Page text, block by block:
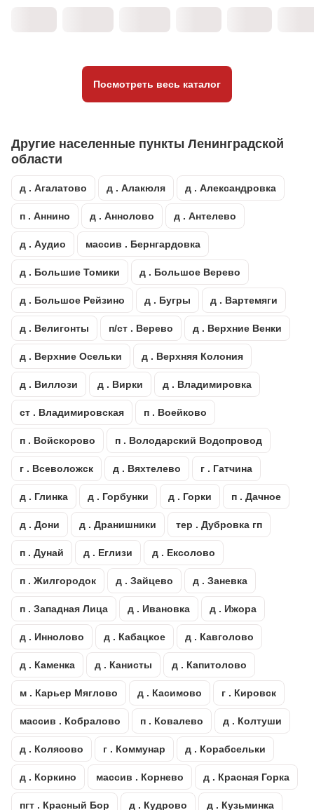
Посмотреть весь каталог
Другие населенные пункты Ленинградской
области
д . Агалатово д . Алакюля д . Александровка
п . Аннино д . Аннолово д . Антелево
д . Аудио массив . Бернгардовка
д . Большие Томики д . Большое Верево
д . Большое Рейзино д . Бугры д . Вартемяги
д . Велигонты п/ст . Верево д . Верхние Венки
д . Верхние Осельки д . Верхняя Колония
д . Виллози д . Вирки д . Владимировка
ст . Владимировская п . Воейково
п . Войскорово п . Володарский Водопровод
г . Всеволожск д . Вяхтелево г . Гатчина
д . Глинка д . Горбунки д . Горки п . Дачное
д . Дони д . Дранишники тер . Дубровка гп
п . Дунай д . Еглизи д . Ексолово
п . Жилгородок д . Зайцево д . Заневка
п . Западная Лица д . Ивановка д . Ижора
д . Иннолово д . Кабацкое д . Кавголово
д . Каменка д . Канисты д . Капитолово
м . Карьер Мяглово д . Касимово г . Кировск
массив . Кобралово п . Ковалево д . Колтуши
д . Колясово г . Коммунар д . Корабсельки
д . Коркино массив . Корнево д . Красная Горка
пгт . Красный Бор д . Кудрово д . Кузьминка